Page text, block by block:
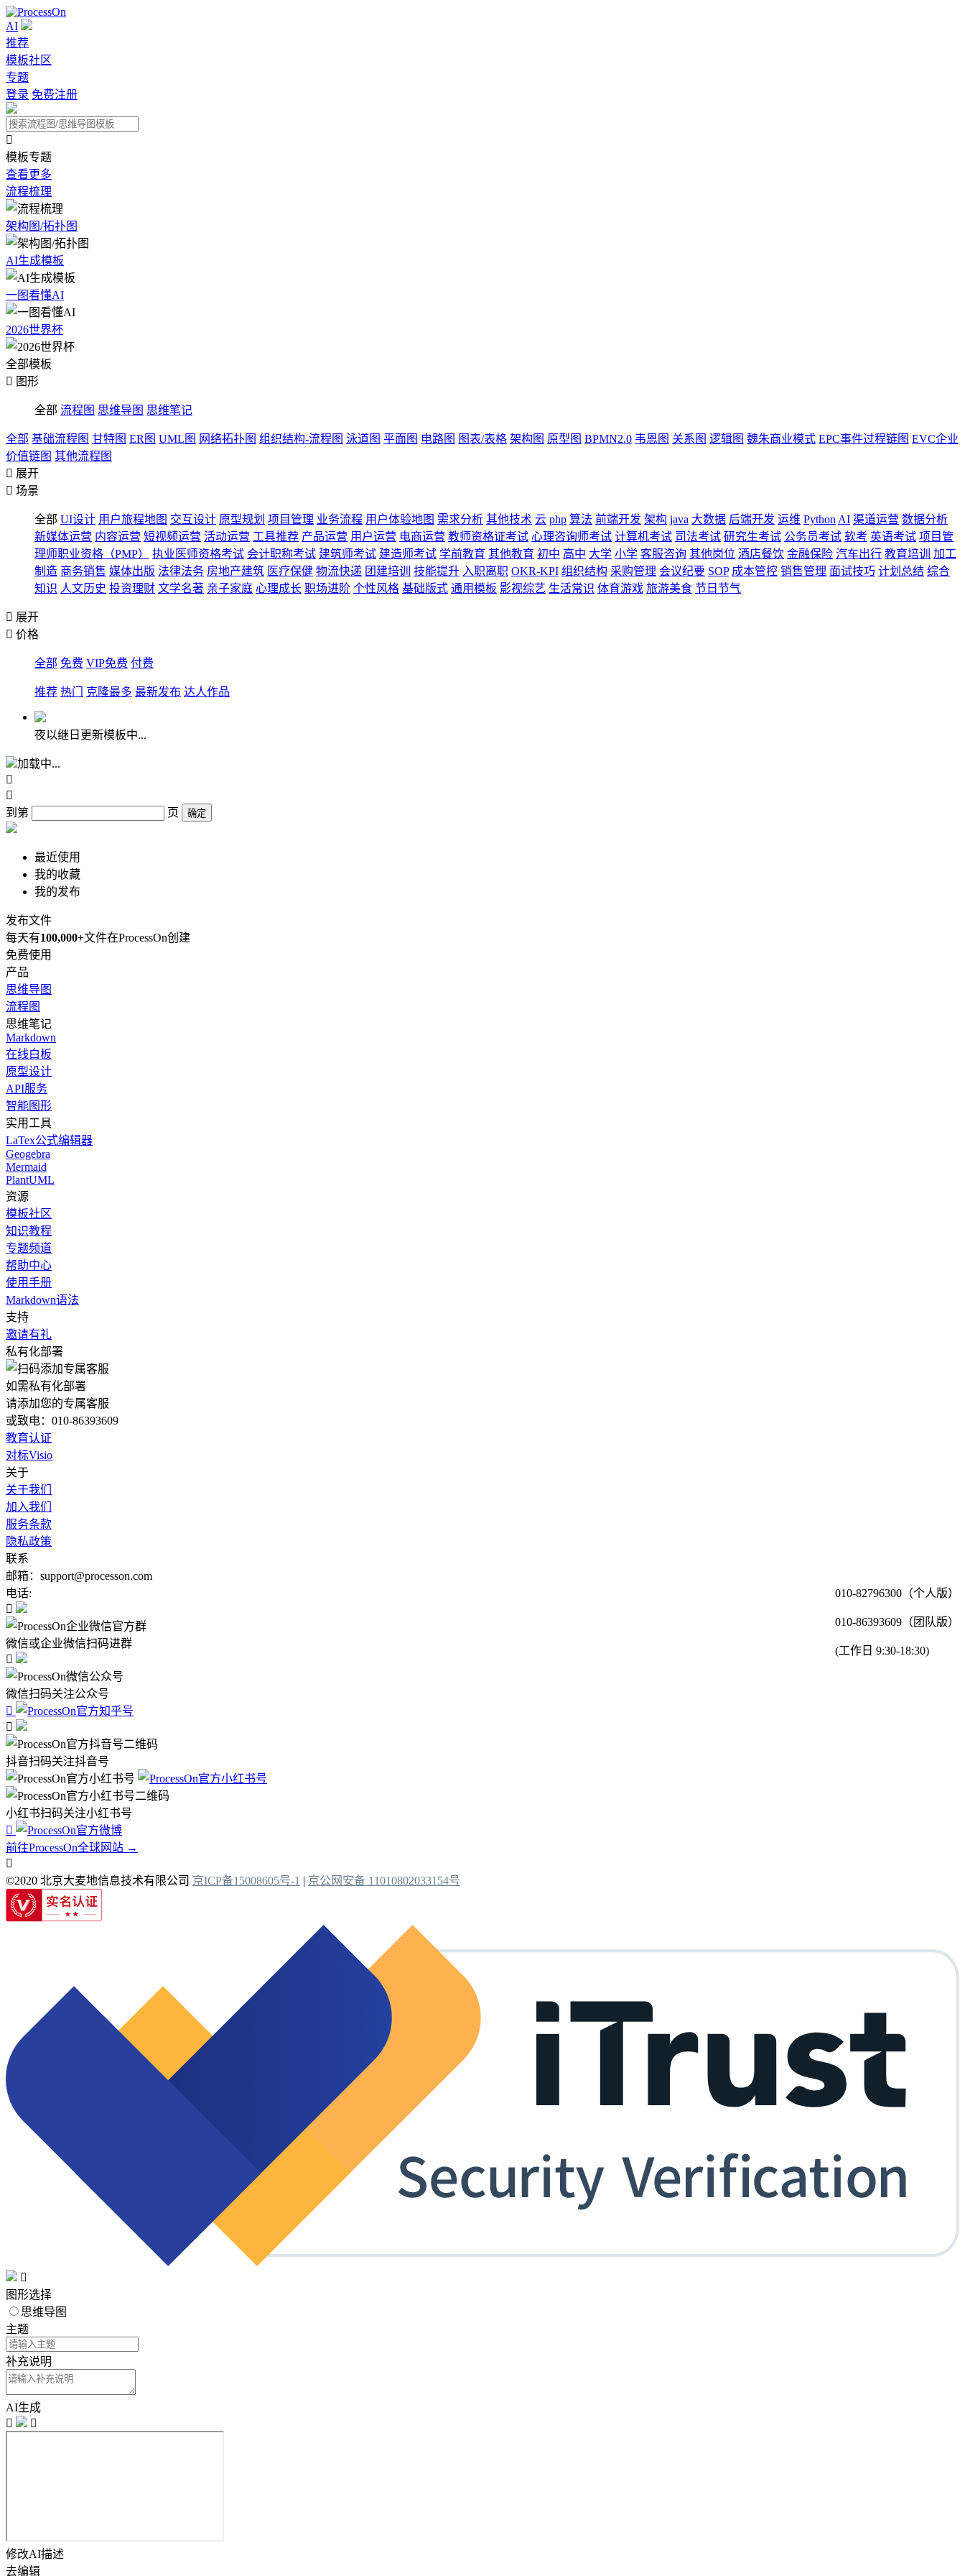
AI
推荐
模板社区
专题
登录 免费注册

模板专题
查看更多
流程梳理
架构图/拓扑图
AI生成模板
一图看懂AI
2026世界杯
全部模板
 图形
全部 流程图 思维导图 思维笔记
全部 基础流程图 甘特图 ER图 UML图 网络拓扑图 组织结构-流程图 泳道图 平面图 电路图 图表/表格 架构图 原型图 BPMN2.0 韦恩图 关系图 逻辑图 魏朱商业模式 EPC事件过程链图 EVC企业
价值链图 其他流程图
 展开
 场景
全部 UI设计 用户旅程地图 交互设计 原型规划 项目管理 业务流程 用户体验地图 需求分析 其他技术 云 php 算法 前端开发 架构 java 大数据 后端开发 运维 Python AI 渠道运营 数据分析
新媒体运营 内容运营 短视频运营 活动运营 工具推荐 产品运营 用户运营 电商运营 教师资格证考试 心理咨询师考试 计算机考试 司法考试 研究生考试 公务员考试 软考 英语考试 项目管
理师职业资格（PMP）
执业医师资格考试 会计职称考试 建筑师考试 建造师考试 学前教育 其他教育 初中 高中 大学 小学 客服咨询 其他岗位 酒店餐饮 金融保险 汽车出行 教育培训
加工
制造 商务销售 媒体出版 法律法务 房地产建筑 医疗保健 物流快递 团建培训 技能提升 入职离职 OKR-KPI 组织结构 采购管理 会议纪要 SOP 成本管控 销售管理 面试技巧 计划总结 综合
知识 人文历史 投资理财 文学名著 亲子家庭 心理成长 职场进阶 个性风格 基础版式 通用模板 影视综艺 生活常识 体育游戏 旅游美食 节日节气
 展开
 价格
全部 免费 VIP免费 付费
推荐 热门 克隆最多 最新发布 达人作品
夜以继日更新模板中...
加载中...


到第
页 确定
最近使用
我的收藏
我的发布
发布文件
每天有100,000+文件在ProcessOn创建
免费使用
产品
思维导图
流程图
思维笔记
Markdown
在线白板
原型设计
API服务
智能图形
实用工具
LaTex公式编辑器
Geogebra
Mermaid
PlantUML
资源
模板社区
知识教程
专题频道
帮助中心
使用手册
Markdown语法
支持
邀请有礼
私有化部署
如需私有化部署
请添加您的专属客服
或致电：010-86393609
教育认证
对标Visio
关于
关于我们
加入我们
服务条款
隐私政策
联系
邮箱：support@processon.com
电话:
010-82796300（个人版）
010-86393609（团队版）
(工作日 9:30-18:30)

微信或企业微信扫码进群

微信扫码关注公众号


抖音扫码关注抖音号
小红书扫码关注小红书号

前往ProcessOn全球网站 →

©2020 北京大麦地信息技术有限公司 京ICP备15008605号-1 | 京公网安备 11010802033154号

图形选择
思维导图
主题
补充说明
AI生成


修改AI描述
去编辑